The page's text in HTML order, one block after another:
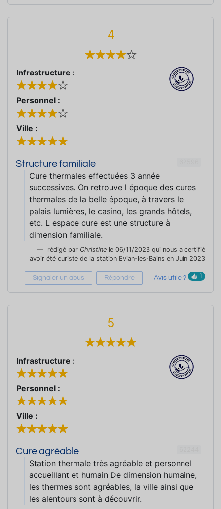
4
Infrastructure :
Personnel :
Ville :
Structure familiale
Cure thermales effectuées 3 année
successives. On retrouve l époque des cures
thermales de la belle époque, à travers le
palais lumières, le casino, les grands hôtels,
etc. L espace cure est une structure à
dimension familiale.
rédigé par Christine le 06/11/2023 qui nous a certifié
avoir été curiste de la station Evian-les-Bains en Juin 2023
Signaler un abus Répondre Avis utile ? 1
5
Infrastructure :
Personnel :
Ville :
Cure agréable
Station thermale très agréable et personnel
accueillant et humain De dimension humaine,
les thermes sont agréables, la ville ainsi que
les alentours sont à découvrir.